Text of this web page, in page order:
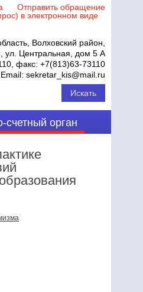
Отправить обращение
в электронном виде
Волховский район,
ул. Центральная, дом 5 А
, факс: +7(813)63-73110
Email: sekretar_kis@mail.ru
счетный орган